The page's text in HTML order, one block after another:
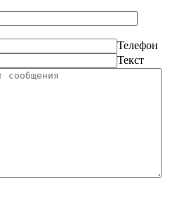
Телефон
Текст